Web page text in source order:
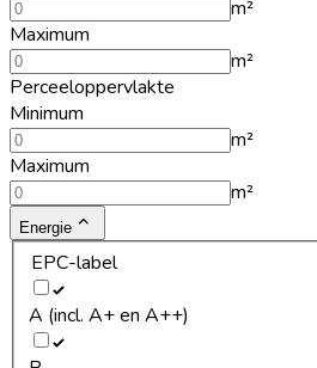
m²
Maximum
m²
Perceeloppervlakte
Minimum
m²
Maximum
m²
Energie
EPC-label
A (incl. A+ en A++)